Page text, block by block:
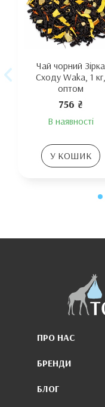
Чай чорний Зірка
Сходу Waka, 1 кг,
оптом
756 ₴
В наявності
У КОШИК
ПРО НАС
БРЕНДИ
БЛОГ